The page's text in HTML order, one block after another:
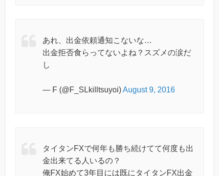
あれ、出金依頼通知こないな…
出金拒否食らってないよね？スズメの涙だ
し
— F (@F_SLkilltsuyoi)August 9, 2016
タイタンFXで何年も勝ち続けてて何度も出
金出来てる人いるの？
俺FX始めて3年目には既にタイタンFX出金